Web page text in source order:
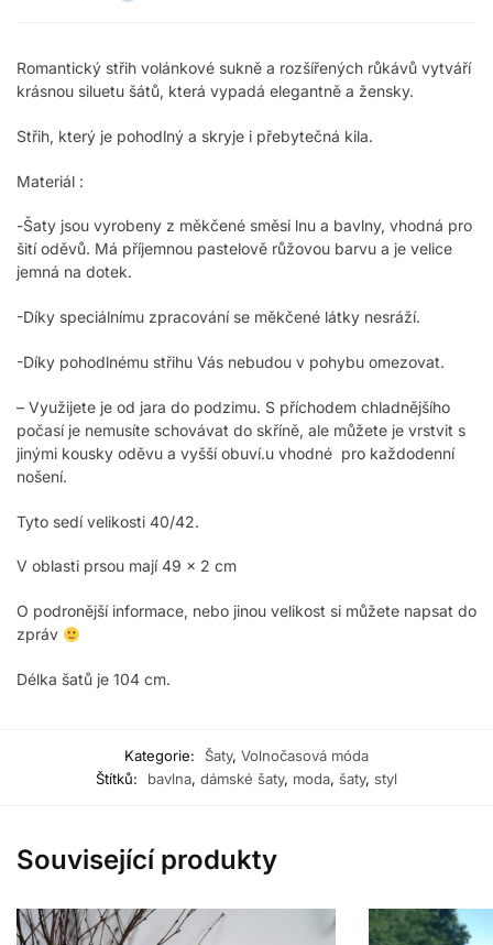
Romantický střih volánkové sukně a rozšířených růkávů vytváří
krásnou siluetu šátů, která vypadá elegantně a žensky.
Střih, který je pohodlný a skryje i přebytečná kila.
Materiál :
-Šaty jsou vyrobeny z měkčené směsi lnu a bavlny, vhodná pro
šití oděvů. Má příjemnou pastelově růžovou barvu a je velice
jemná na dotek.
-Díky speciálnímu zpracování se měkčené látky nesráží.
-Díky pohodlnému střihu Vás nebudou v pohybu omezovat.
– Využijete je od jara do podzimu. S příchodem chladnějšího
počasí je nemusíte schovávat do skříně, ale můžete je vrstvit s
jinými kousky oděvu a vyšší obuví.u vhodné pro každodenní
nošení.
Tyto sedí velikosti 40/42.
V oblasti prsou mají 49 x 2 cm
O podronější informace, nebo jinou velikost si můžete napsat do
zpráv
Délka šatů je 104 cm.
Kategorie: Šaty, Volnočasová móda
Štítků:
bavlna, dámské šaty, moda, šaty, styl
Související produkty